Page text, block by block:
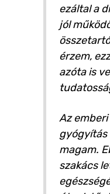
ezáltal a
jól
érzem,
azóta is
Az
gyógyítás
magam.
szakács